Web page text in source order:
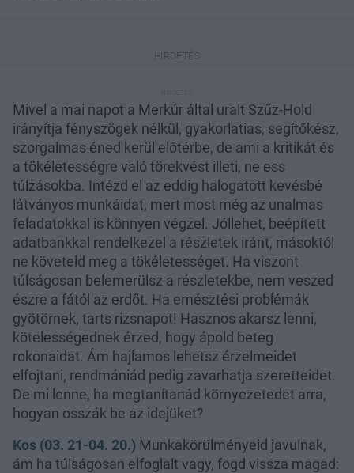
Mivel a mai napot a Merkúr által uralt Szűz-Hold
irányítja fényszögek nélkül, gyakorlatias, segítőkész,
szorgalmas éned kerül előtérbe, de ami a kritikát és
a tökéletességre való törekvést illeti, ne ess
túlzásokba. Intézd el az eddig halogatott kevésbé
látványos munkáidat, mert most még az unalmas
feladatokkal is könnyen végzel. Jóllehet, beépített
adatbankkal rendelkezel a részletek iránt, másoktól
ne követeld meg a tökéletességet. Ha viszont
túlságosan belemerülsz a részletekbe, nem veszed
észre a fától az erdőt. Ha emésztési problémák
gyötörnek, tarts rizsnapot! Hasznos akarsz lenni,
kötelességednek érzed, hogy ápold beteg
rokonaidat. Ám hajlamos lehetsz érzelmeidet
elfojtani, rendmániád pedig zavarhatja szeretteidet.
De mi lenne, ha megtanítanád környezetedet arra,
hogyan osszák be az idejüket?
Kos (03. 21-04. 20.) Munkakörülményeid javulnak,
ám ha túlságosan elfoglalt vagy, fogd vissza magad: